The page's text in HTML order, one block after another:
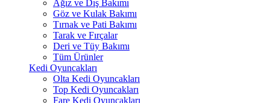
Ağız ve Dış Bakımı
Göz ve Kulak Bakımı
Tırnak ve Pati Bakımı
Tarak ve Fırçalar
Deri ve Tüy Bakımı
Tüm Ürünler
Kedi Oyuncakları
Olta Kedi Oyuncakları
Top Kedi Oyuncakları
Fare Kedi Oyuncakları